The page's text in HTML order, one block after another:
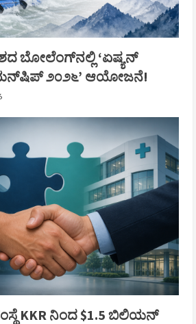
ಬೋಲೆಂಗ್‌ನಲ್ಲಿ ‘ಏಷ್ಯನ್
೨೦೨೬’ ಆಯೋಜನೆ!
KKR ನಿಂದ $1.5 ಬಿಲಿಯನ್